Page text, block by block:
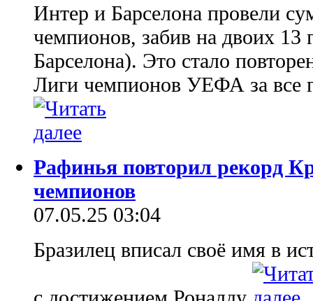
Интер и Барселона провели
чемпионов, забив на двоих 13
Барселона). Это стало
Лиги чемпионов УЕФА за все
Рафинья повторил рекорд
чемпионов
07.05.25 03:04
Бразилец вписал своё имя в